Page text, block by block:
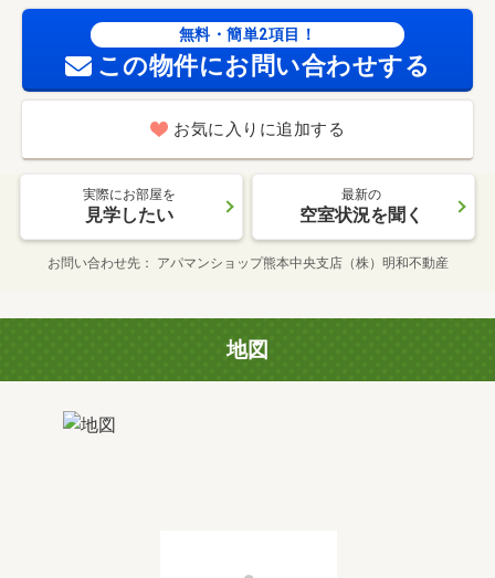
無料・簡単2項目！
この物件にお問い合わせする
お気に入りに追加する
実際にお部屋を
見学したい
最新の
空室状況を聞く
お問い合わせ先 アパマンショップ熊本中央支店（株）明和不動産
地図